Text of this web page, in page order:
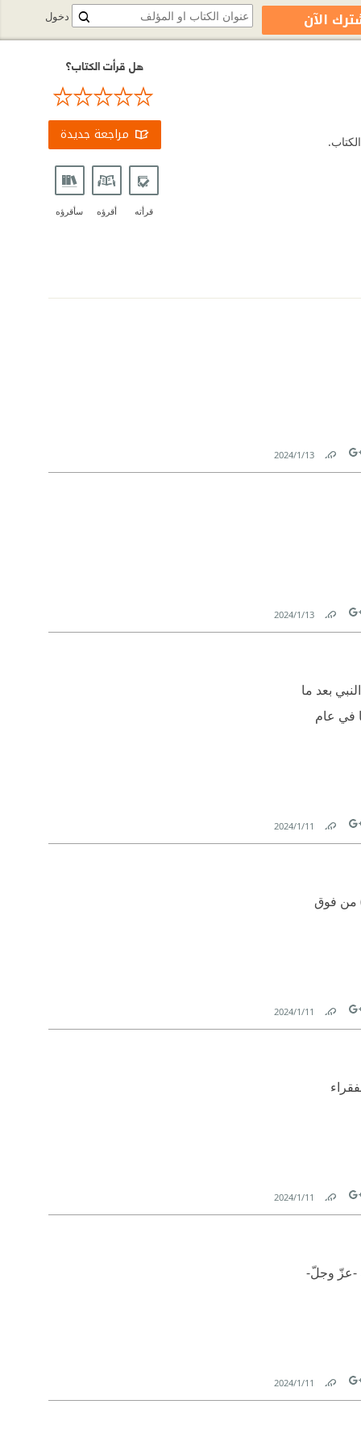
هل قرأت الكتاب؟
مراجعة جديدة
قرأته أقرؤه سأقرؤه
Link
13‏/1‏/2024
Link
13‏/1‏/2024
بعد ما
عنها في عام
Link
11‏/1‏/2024
من فوق
Link
11‏/1‏/2024
Link
11‏/1‏/2024
-عزّ وجلّ-
Link
11‏/1‏/2024
دخول الآن